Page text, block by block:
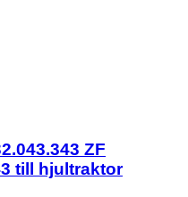
ZF
till hjultraktor